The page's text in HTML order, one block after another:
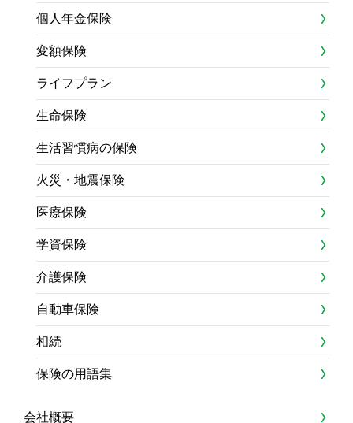
個人年金保険
変額保険
ライフプラン
生命保険
生活習慣病の保険
火災・地震保険
医療保険
学資保険
介護保険
自動車保険
相続
保険の用語集
会社概要